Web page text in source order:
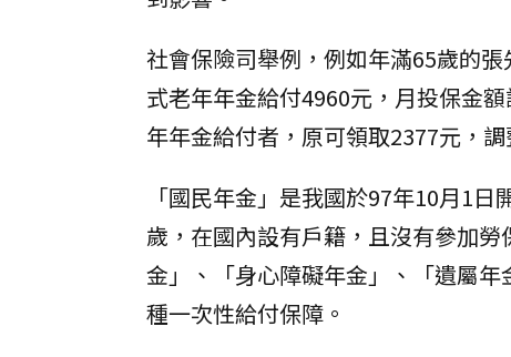
社會保險司舉例，例如年滿65歲的
式老年年金給付4960元，月投保金
年年金給付者，原可領取2377元，
「國民年金」是我國於97年10月1
歲，在國內設有戶籍，且沒有參加
金」、「身心障礙年金」、「遺屬
種一次性給付保障。